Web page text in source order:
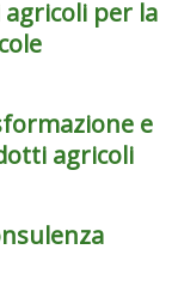
per la
e
agricoli